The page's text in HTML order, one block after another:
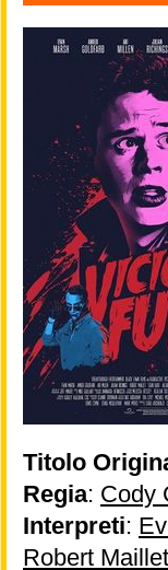
Titolo
Regia: Cody
Interpreti:
Robert Maillet